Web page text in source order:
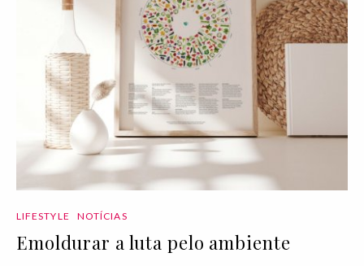
LIFESTYLE NOTÍCIAS
Emoldurar a luta pelo ambiente